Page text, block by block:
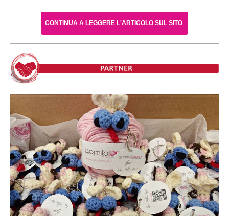
CONTINUA A LEGGERE L'ARTICOLO SUL SITO